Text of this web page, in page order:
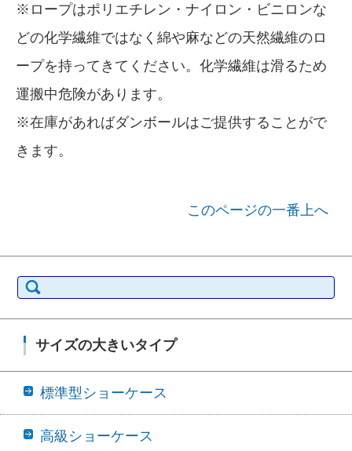
※ロープはポリエチレン・ナイロン・ビニロンな
どの化学繊維ではなく綿や麻などの天然繊維のロ
ープを持ってきてください。化学繊維は滑るため
運搬中危険があります。
※在庫があればダンボールはご提供することがで
きます。
このページの一番上へ
検索:
サイズの大きいタイプ
標準型ショーケース
高級ショーケース